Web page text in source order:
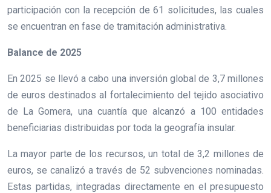
participación con la recepción de 61 solicitudes, las cuales
se encuentran en fase de tramitación administrativa.
Balance de 2025
En 2025 se llevó a cabo una inversión global de 3,7 millones
de euros destinados al fortalecimiento del tejido asociativo
de La Gomera, una cuantía que alcanzó a 100 entidades
beneficiarias distribuidas por toda la geografía insular.
La mayor parte de los recursos, un total de 3,2 millones de
euros, se canalizó a través de 52 subvenciones nominadas.
Estas partidas, integradas directamente en el presupuesto